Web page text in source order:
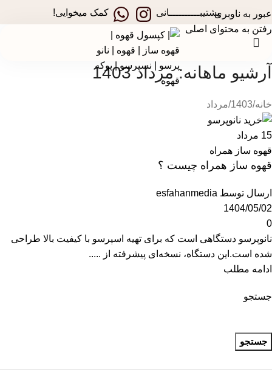
عبور به ناوبری
رفتن به محتوای اصلی
در جشنواره های تخفیفی استارسو ، قهوه ساز همراه هدیه ببر!
پشتیبــــــــــانی کمک میخوایی!
آرشیو ماهانه: مرداد 1403
خانه 1403 مرداد
15 مرداد
قهوه ساز همراه
قهوه ساز همراه چیست ؟
ارسال توسط esfahanmedia
1404/05/02
0
نانوپرسو دستگاهی است که برای تهیه اسپرسو با کیفیت بالا طراحی
شده است.این دستگاه، نسخه‌ای پیشرفته از .....
ادامه مطلب
جستجو
جستجو